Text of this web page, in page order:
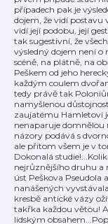
případech pak je
dojem, že vidí postavu
vidí její podobu, její
tak sugestivní, že
výsledný dojem není o
scéně, na plátně, na
Peškem od jeho
každým coulem
tedy právě tak
namyšlenou
zaujatému Hamletovi
nenaparuje
názory podává s
ale přitom všem je v
Dokonalá
nejrůznějšího druhu a
úst Peškova
nanášených
kresbě antické vázy
takřka každou větou!
lidským